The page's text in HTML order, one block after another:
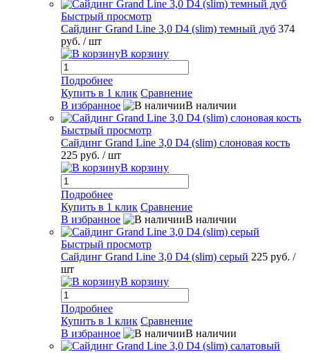
Быстрый просмотр
Сайдинг Grand Line 3,0 D4 (slim) темный дуб 374
руб. / шт
В корзину
Подробнее
Купить в 1 клик Сравнение
В избранное
В наличии
Быстрый просмотр
Сайдинг Grand Line 3,0 D4 (slim) слоновая кость
225 руб. / шт
В корзину
Подробнее
Купить в 1 клик Сравнение
В избранное
В наличии
Быстрый просмотр
Сайдинг Grand Line 3,0 D4 (slim) серый 225 руб. /
шт
В корзину
Подробнее
Купить в 1 клик Сравнение
В избранное
В наличии